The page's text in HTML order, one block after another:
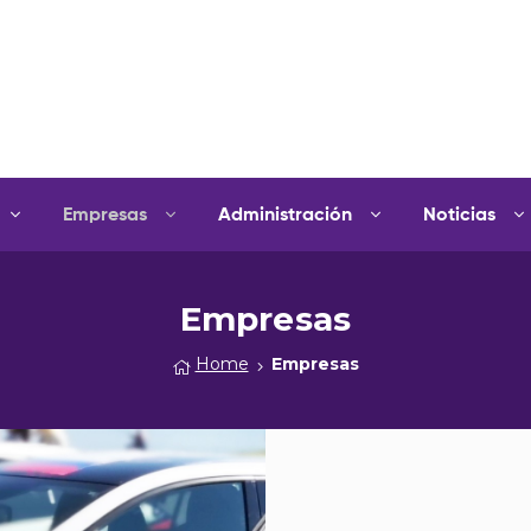
Empresas Administración Noticias
Empresas
Home Empresas